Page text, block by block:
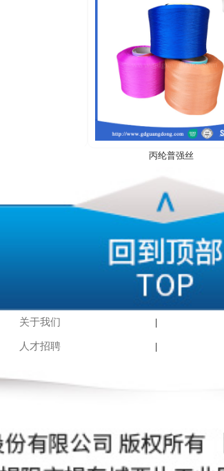
丙纶普强丝
关于我们
人才招聘